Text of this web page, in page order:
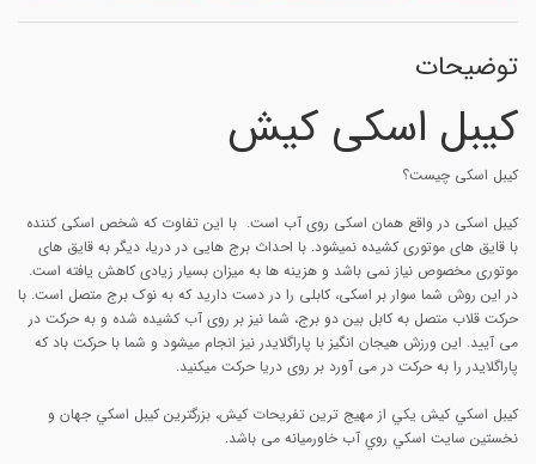
توضیحات
کیبل اسکی کیش
کیبل اسکی چیست؟
کیبل اسکی در واقع همان اسکی روی آب است. با این تفاوت که شخص اسکی کننده
با قایق های موتوری کشیده نمیشود. با احداث برج هایی در دریا، دیگر به قایق های
موتوری مخصوص نیاز نمی باشد و هزینه ها به میزان بسیار زیادی کاهش یافته است.
در این روش شما سوار بر اسکی، کابلی را در دست دارید که به نوک برج متصل است. با
حرکت قلاب متصل به کابل بین دو برج، شما نیز بر روی آب کشیده شده و به حرکت در
می آیید. این ورزش هیجان انگیز با پاراگلایدر نیز انجام میشود و شما با حرکت باد که
پاراگلایدر را به حرکت در می آورد بر روی دریا حرکت میکنید.
كيبل اسكي كيش يكي از مهيج ترين تفريحات كيش، بزرگترين كيبل اسكي جهان و
نخستين سايت اسكي روي آب خاورميانه می باشد.